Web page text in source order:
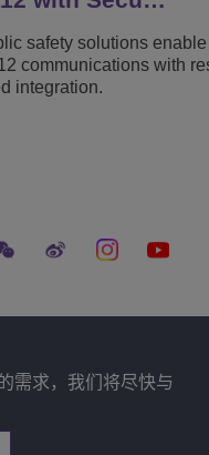
safety solutions
communications with
integration.
需求，我们将尽快与